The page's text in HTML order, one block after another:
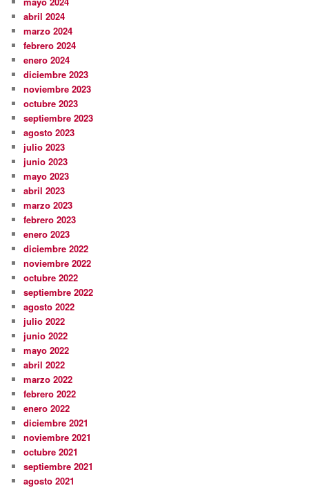
abril 2024
marzo 2024
febrero 2024
enero 2024
diciembre 2023
noviembre 2023
octubre 2023
septiembre 2023
agosto 2023
julio 2023
junio 2023
mayo 2023
abril 2023
marzo 2023
febrero 2023
enero 2023
diciembre 2022
noviembre 2022
octubre 2022
septiembre 2022
agosto 2022
julio 2022
junio 2022
mayo 2022
abril 2022
marzo 2022
febrero 2022
enero 2022
diciembre 2021
noviembre 2021
octubre 2021
septiembre 2021
agosto 2021